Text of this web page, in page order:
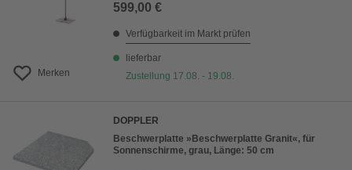
Merken
599,00 €
Verfügbarkeit im Markt prüfen
lieferbar
Zustellung 17.08. - 19.08.
DOPPLER
Beschwerplatte »Beschwerplatte Granit«, für
Sonnenschirme, grau, Länge: 50 cm